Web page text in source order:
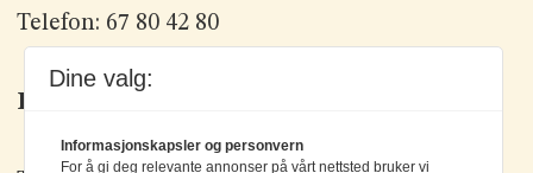
Telefon: 67 80 42 80
Kontakt oss
Dine valg:
Informasjonskapsler og personvern
For å gi deg relevante annonser på vårt nettsted bruker vi